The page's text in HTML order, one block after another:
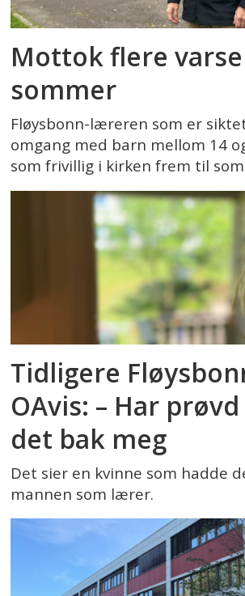
Mottok flere
sommer
Fløysbonn-læreren som er
omgang med barn mellom 14
som frivillig i kirken frem til
Tidligere
OAvis: – Har
det bak meg
Det sier en kvinne som hadde
mannen som lærer.